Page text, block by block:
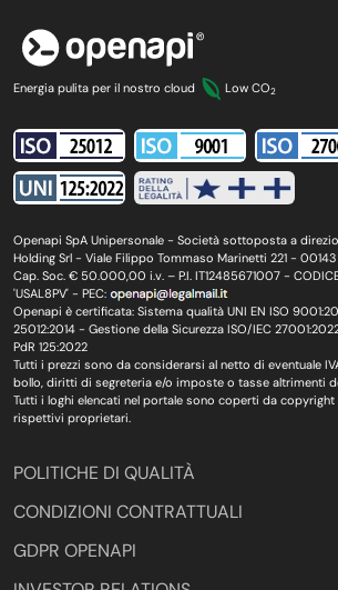
Energia pulita per il nostro cloud Low CO2
Openapi SpA Unipersonale - Società sottoposta a
Holding Srl - Viale Filippo Tommaso Marinetti 221 - 00143
Cap. Soc. € 50.000,00 i.v. – P.I. IT12485671007 - CODICE
'USAL8PV' - PEC:
Openapi è certificata: Sistema qualità UNI EN ISO
25012:2014 - Gestione della Sicurezza ISO/IEC
PdR 125:2022
Tutti i prezzi sono da considerarsi al netto di eventuale
bollo, diritti di segreteria e/o imposte o tasse altrimenti
Tutti i loghi elencati nel portale sono coperti da
rispettivi proprietari.
POLITICHE DI QUALITÀ
CONDIZIONI CONTRATTUALI
GDPR OPENAPI